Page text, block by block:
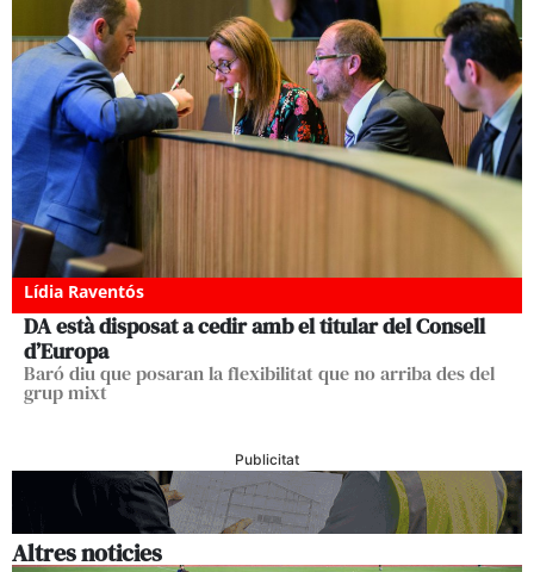
Lídia Raventós
DA està disposat a cedir amb el titular del Consell
d’Europa
Baró diu que posaran la flexibilitat que no arriba des del
grup mixt
Publicitat
Altres noticies